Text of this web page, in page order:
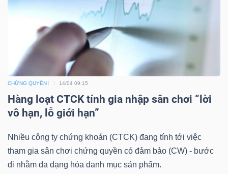
CHỨNG QUYỀN 14/04 09:15
Hàng loạt CTCK tính gia nhập sân chơi “lời
vô hạn, lỗ giới hạn”
Nhiều công ty chứng khoán (CTCK) đang tính tới việc
tham gia sân chơi chứng quyền có đảm bảo (CW) - bước
đi nhằm đa dạng hóa danh mục sản phẩm.
THÔNG
DỊCH
VỤ